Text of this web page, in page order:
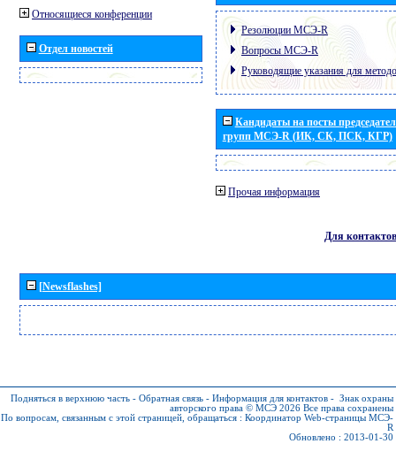
Относящиеся конференции
Отдел новостей
Резолюции МСЭ-R
Вопросы МСЭ-R
Руководящие указания для
Кандидаты на посты
групп МСЭ-R (ИК, СК, ПСК, КГР)
Прочая информация
Для контактов
[Newsflashes]
Подняться в верхнюю часть - Обратная связь - Информация для контактов - Знак охраны
авторского права © МСЭ 2026 Все права сохранены
По вопросам, связанным с этой страницей, обращаться : Координатор Web-страницы МСЭ-
R
Обновлено : 2013-01-30